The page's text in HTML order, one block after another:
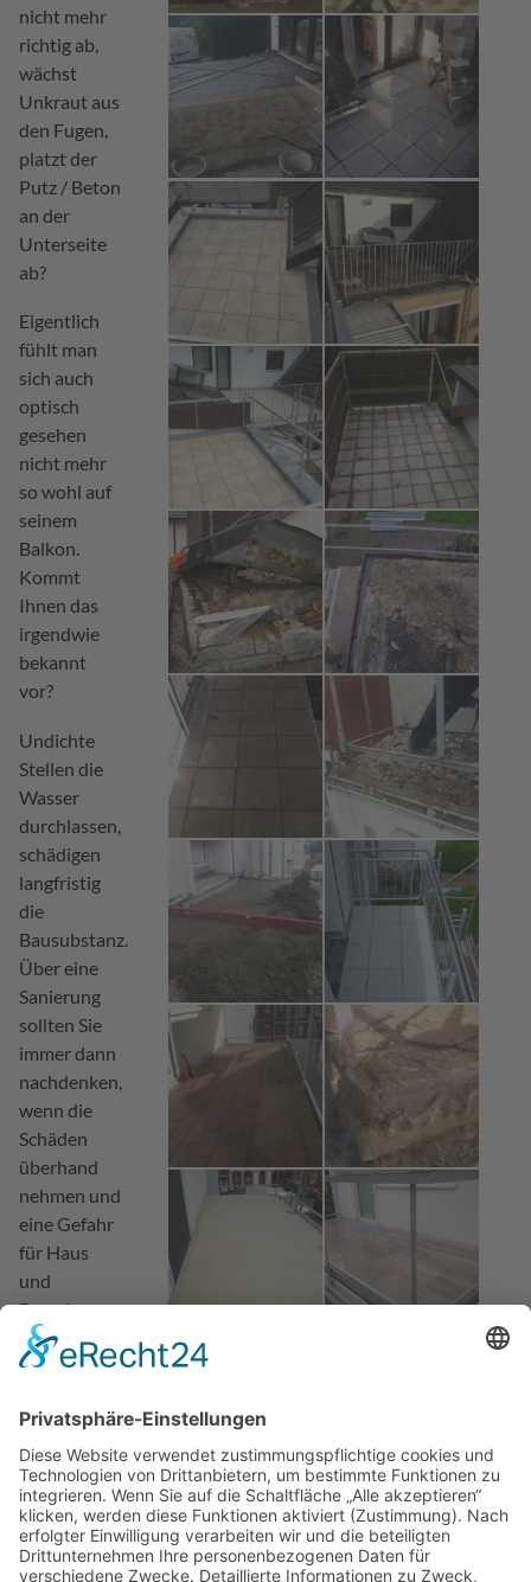
nicht mehr
richtig ab,
wächst
Unkraut aus
den Fugen,
platzt der
Putz / Beton
an der
Unterseite
ab?
Eigentlich
fühlt man
sich auch
optisch
gesehen
nicht mehr
so wohl auf
seinem
Balkon.
Kommt
Ihnen das
irgendwie
bekannt
vor?
Undichte
Stellen die
Wasser
durchlassen,
schädigen
langfristig
die
Bausubstanz.
Über eine
Sanierung
sollten Sie
immer dann
nachdenken,
wenn die
Schäden
überhand
nehmen und
eine Gefahr
für Haus
und
Bewohner
besteht.
soll wieder
zu einer
Wohlfühloase
werden?
Dafür sind
wir der